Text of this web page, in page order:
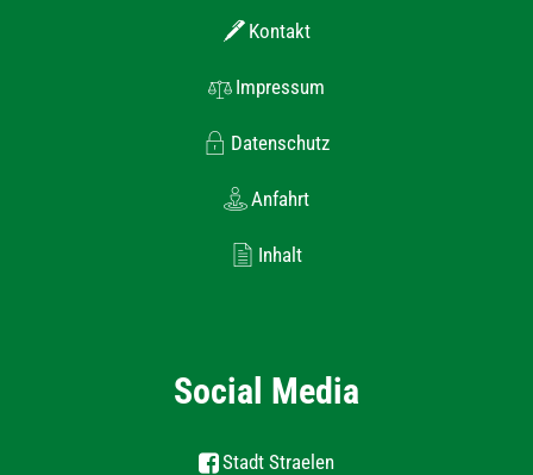
Kontakt
Impressum
Datenschutz
Anfahrt
Inhalt
Social Media
Stadt Straelen